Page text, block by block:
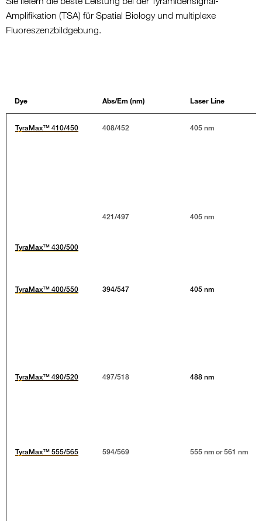
Amplifikation (TSA) für Spatial Biology und multiplexe
Fluoreszenzbildgebung.
Dye Abs/Em (nm) Laser Line
TyraMax™ 410/450 408/452 405 nm
TyraMax™ 430/500
421/497 405 nm
TyraMax™ 400/550 394/547 405 nm
TyraMax™ 490/520 497/518 488 nm
TyraMax™ 555/565 594/569 555 nm or 561 nm